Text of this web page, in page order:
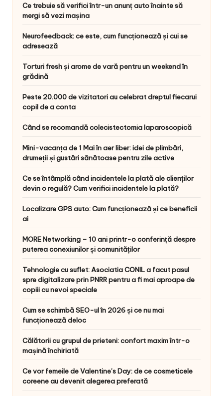
Ce trebuie să verifici într-un anunț auto înainte să
mergi să vezi mașina
Neurofeedback: ce este, cum funcționează și cui se
adresează
Torturi fresh și arome de vară pentru un weekend în
grădină
Peste 20.000 de vizitatori au celebrat dreptul fiecarui
copil de a conta
Când se recomandă colecistectomia laparoscopică
Mini-vacanța de 1 Mai în aer liber: idei de plimbări,
drumeții și gustări sănătoase pentru zile active
Ce se întâmplă când incidentele la plată ale clienților
devin o regulă? Cum verifici incidentele la plată?
Localizare GPS auto: Cum funcționează și ce beneficii
ai
MORE Networking – 10 ani printr-o conferință despre
puterea conexiunilor și comunităților
Tehnologie cu suflet: Asociatia CONIL a facut pasul
spre digitalizare prin PNRR pentru a fi mai aproape de
copiii cu nevoi speciale
Cum se schimbă SEO-ul în 2026 și ce nu mai
funcționează deloc
Călătorii cu grupul de prieteni: confort maxim într-o
mașină închiriată
Ce vor femeile de Valentine’s Day: de ce cosmeticele
coreene au devenit alegerea preferată